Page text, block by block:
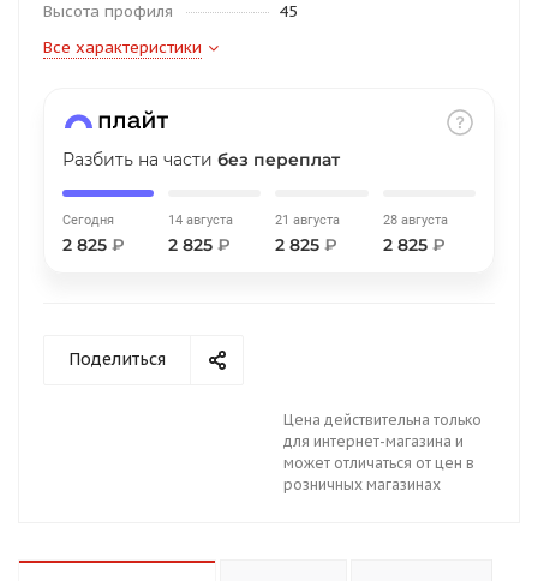
Высота профиля
45
Все характеристики
Разбить на части без переплат
Сегодня
2 825 ₽
14 августа
2 825 ₽
21 августа
2 825 ₽
28 августа
2 825 ₽
Поделиться
Цена действительна только
для интернет-магазина и
может отличаться от цен в
розничных магазинах